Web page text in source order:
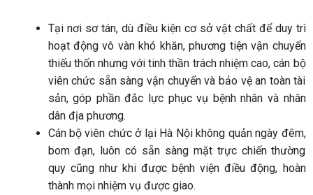
Tại nơi sơ tán, dù điều kiện cơ sở vật chất để duy trì
hoạt động vô vàn khó khăn, phương tiện vận chuyển
thiếu thốn nhưng với tinh thần trách nhiệm cao, cán bộ
viên chức sẵn sàng vận chuyển và bảo vệ an toàn tài
sản, góp phần đắc lực phục vụ bệnh nhân và nhân
dân địa phương.
Cán bộ viên chức ở lại Hà Nội không quản ngày đêm,
bom đạn, luôn có sẵn sàng mặt trực chiến thường
quy cũng như khi được bệnh viện điều động, hoàn
thành mọi nhiệm vụ được giao.